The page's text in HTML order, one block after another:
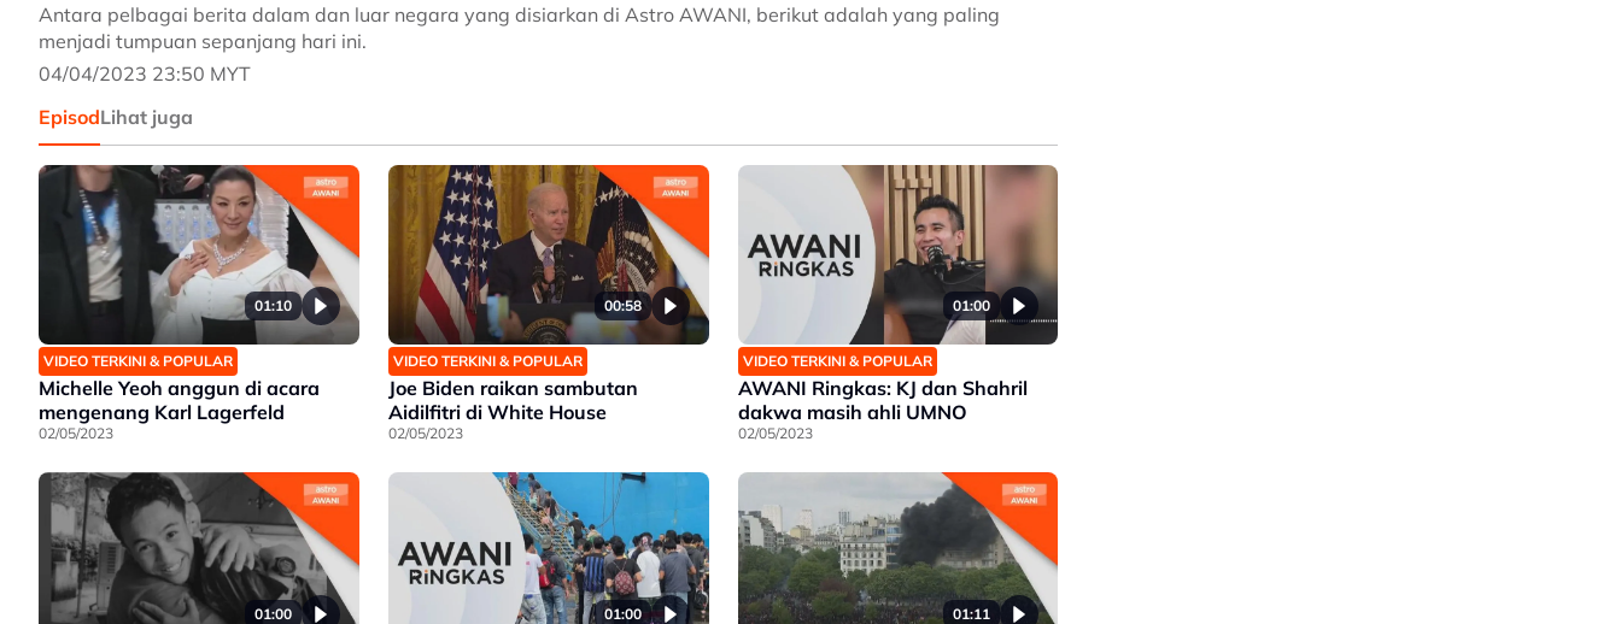
Antara pelbagai berita dalam dan luar negara yang disiarkan di Astro AWANI, berikut adalah yang paling
menjadi tumpuan sepanjang hari ini.
04/04/2023 23:50 MYT
EpisodLihat juga
01:10
VIDEO TERKINI & POPULAR
Michelle Yeoh anggun di acara
mengenang Karl Lagerfeld
02/05/2023
00:58
VIDEO TERKINI & POPULAR
Joe Biden raikan sambutan
Aidilfitri di White House
02/05/2023
01:00
VIDEO TERKINI & POPULAR
AWANI Ringkas: KJ dan Shahril
dakwa masih ahli UMNO
02/05/2023
01:00 01:00 01:11